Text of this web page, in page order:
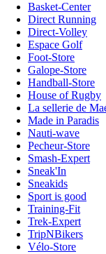
Basket-Center
Direct Running
Direct-Volley
Espace Golf
Foot-Store
Galope-Store
Handball-Store
House of Rugby
La sellerie de
Made in Paradis
Nauti-wave
Pecheur-Store
Smash-Expert
Sneak'In
Sneakids
Sport is good
Training-Fit
Trek-Expert
TripNBikers
Vélo-Store